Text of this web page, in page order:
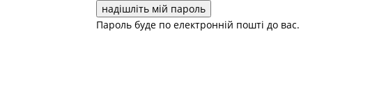
Пароль буде по електронній пошті до вас.